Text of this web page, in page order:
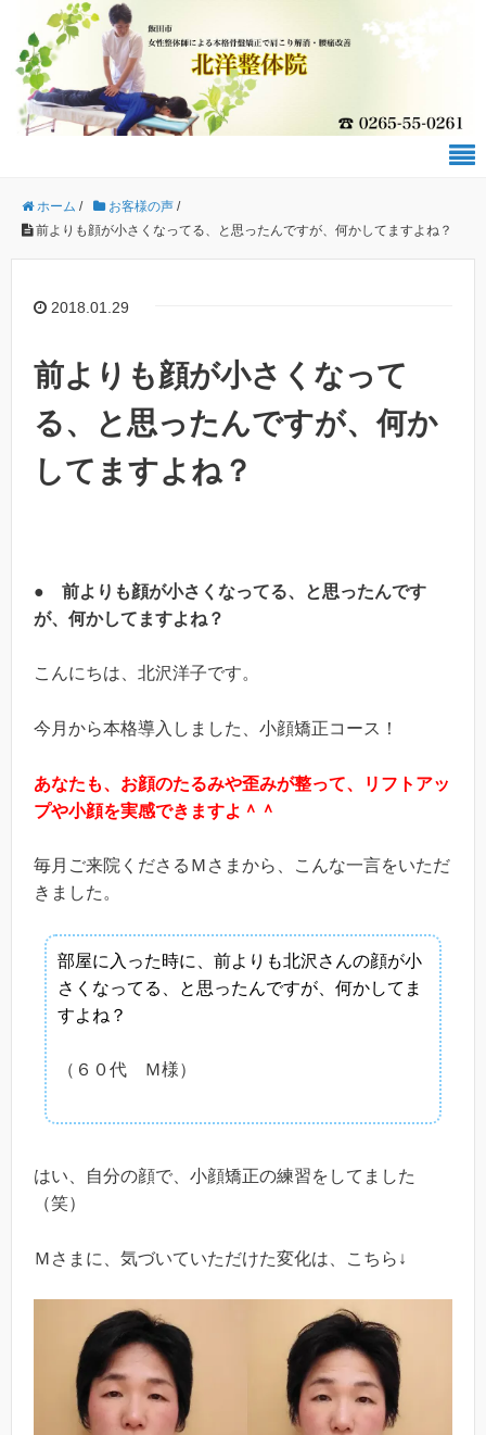
ホーム / お客様の声 /
前よりも顔が小さくなってる、と思ったんですが、何かしてますよね？
2018.01.29
前よりも顔が小さくなって
る、と思ったんですが、何か
してますよね？
● 前よりも顔が小さくなってる、と思ったんです
が、何かしてますよね？
こんにちは、北沢洋子です。
今月から本格導入しました、小顔矯正コース！
あなたも、お顔のたるみや歪みが整って、リフトアッ
プや小顔を実感できますよ＾＾
毎月ご来院くださるＭさまから、こんな一言をいただ
きました。
部屋に入った時に、前よりも北沢さんの顔が小
さくなってる、と思ったんですが、何かしてま
すよね？
（６０代 Ｍ様）
はい、自分の顔で、小顔矯正の練習をしてました
（笑）
Ｍさまに、気づいていただけた変化は、こちら↓